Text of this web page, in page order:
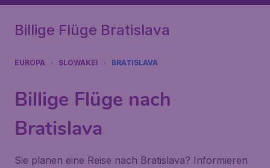
Billige Flüge Bratislava
EUROPA SLOWAKEI BRATISLAVA
Billige Flüge nach
Bratislava
Sie planen eine Reise nach Bratislava? Informieren